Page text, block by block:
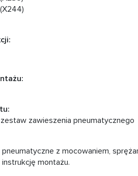
zawieszenia pneumatycznego
z mocowaniem,
montażu.